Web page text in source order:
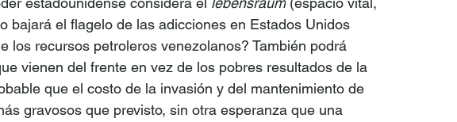
bajará el flagelo de las adicciones en Estados Unidos
los recursos petroleros venezolanos? También podrá
vienen del frente en vez de los pobres resultados de la
que el costo de la invasión y del mantenimiento de
gravosos que previsto, sin otra esperanza que una